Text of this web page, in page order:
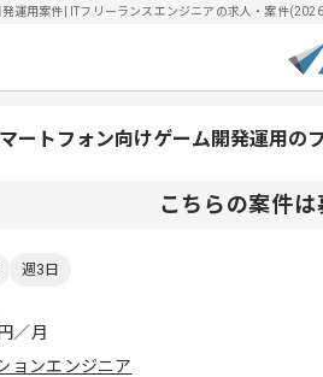
発運用案件| ITフリーランスエンジニアの求人・案件
マートフォン向けゲーム開発運用の
こちらの案件
週3日
円／月
ョンエンジニア